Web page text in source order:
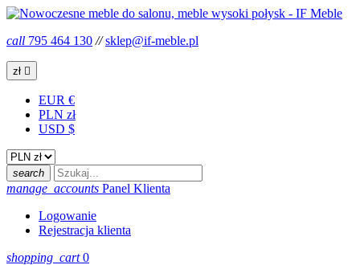
call 795 464 130 // sklep@if-meble.pl
zł 
EUR €
PLN zł
USD $
search
manage_accounts Panel Klienta
Logowanie
Rejestracja klienta
shopping_cart 0